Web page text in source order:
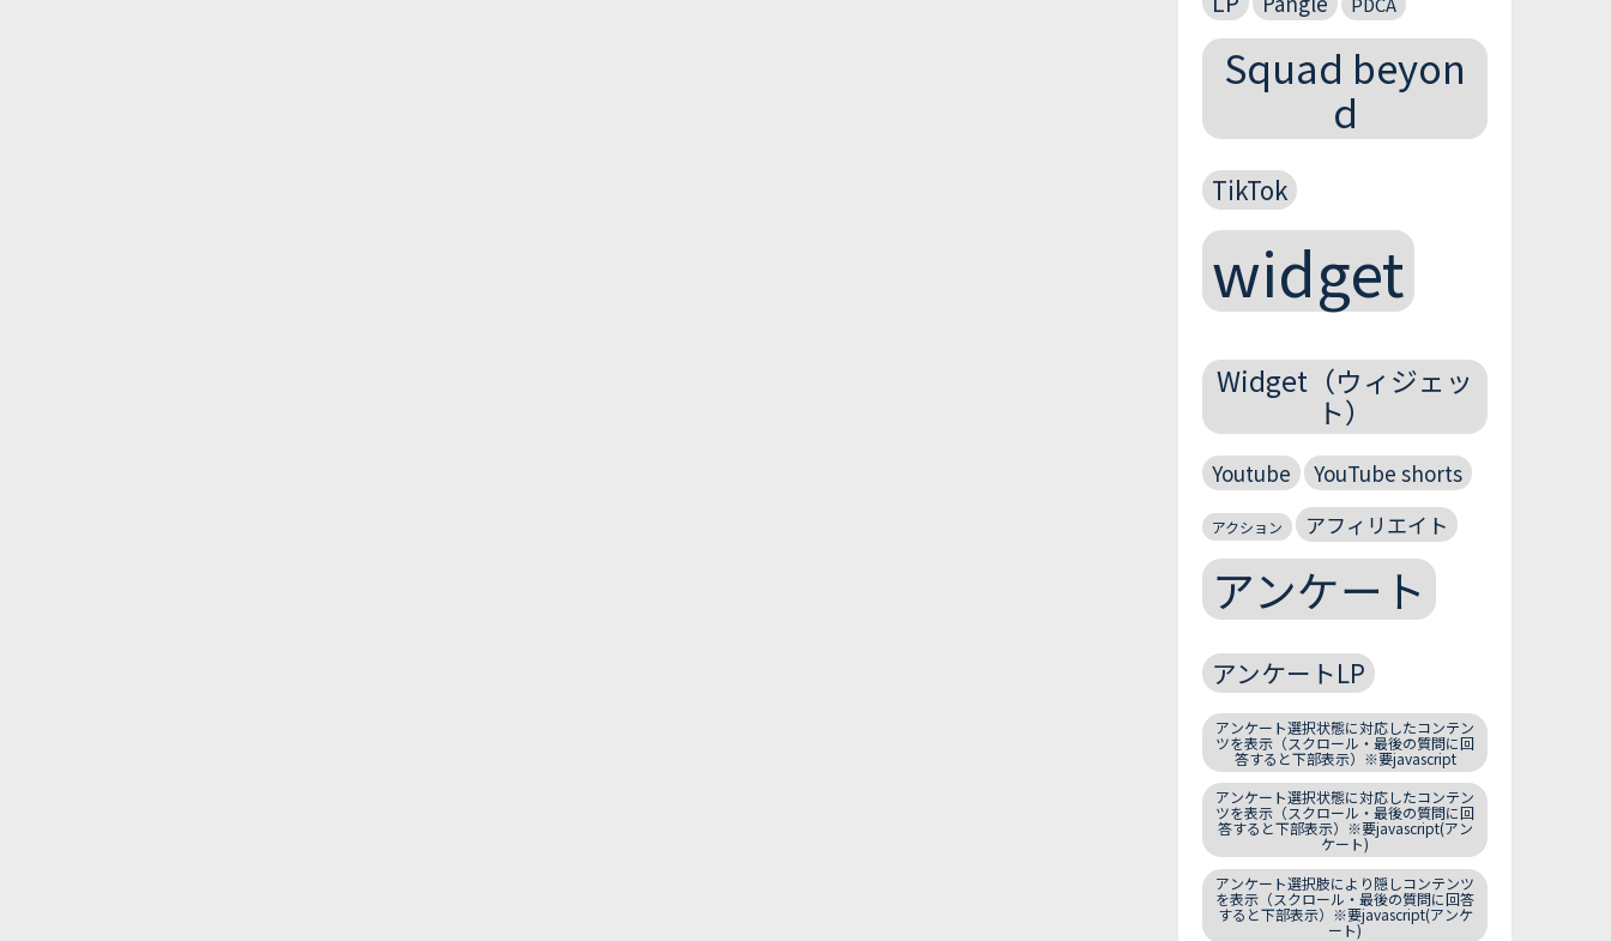
Squad beyon
d
TikTok
widget
Widget（ウィジェッ
ト）
Youtube YouTube shorts
アクション アフィリエイト
アンケート
アンケートLP
アンケート選択状態に対応したコンテン
ツを表示（スクロール・最後の質問に回
答すると下部表示）※要javascript
アンケート選択状態に対応したコンテン
ツを表示（スクロール・最後の質問に回
答すると下部表示）※要javascript(アン
ケート)
アンケート選択肢により隠しコンテンツ
を表示（スクロール・最後の質問に回答
すると下部表示）※要javascript(アンケ
ート)